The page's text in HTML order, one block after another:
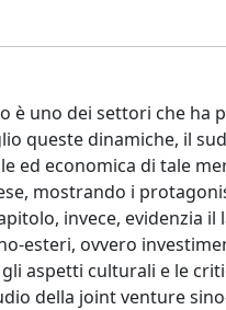
è uno dei settori che ha
queste dinamiche, il
ed economica di tale
mostrando i
invece, evidenzia
esteri, ovvero
aspetti culturali e le
della joint venture